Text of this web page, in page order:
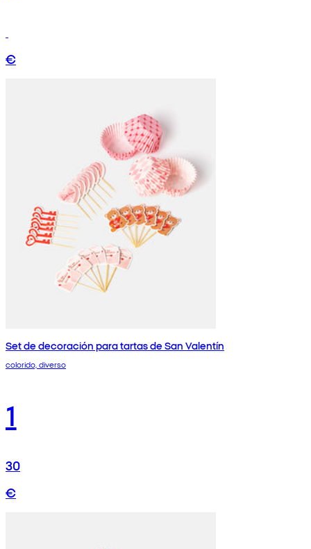
€
Set de decoración para tartas de San Valentín
colorido, diverso
1
30
€